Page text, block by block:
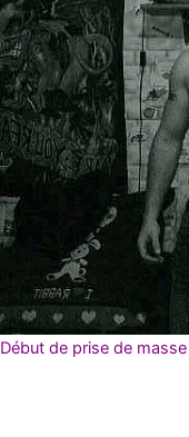
Début de prise de masse